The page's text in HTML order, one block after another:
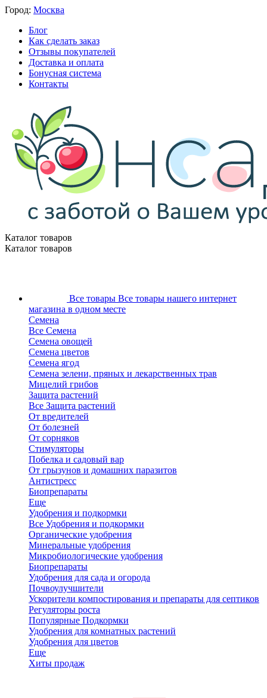
Город: Москва
Блог
Как сделать заказ
Отзывы покупателей
Доставка и оплата
Бонусная система
Контакты
Каталог товаров
Каталог товаров
Все товары Все товары нашего интернет
магазина в одном месте
Семена
Все Семена
Семена овощей
Семена цветов
Семена ягод
Семена зелени, пряных и лекарственных трав
Мицелий грибов
Защита растений
Все Защита растений
От вредителей
От болезней
От сорняков
Стимуляторы
Побелка и садовый вар
От грызунов и домашних паразитов
Антистресс
Биопрепараты
Еще
Удобрения и подкормки
Все Удобрения и подкормки
Органические удобрения
Минеральные удобрения
Микробиологические удобрения
Биопрепараты
Удобрения для сада и огорода
Почвоулучшители
Ускорители компостирования и препараты для септиков
Регуляторы роста
Популярные Подкормки
Удобрения для комнатных растений
Удобрения для цветов
Еще
Хиты продаж